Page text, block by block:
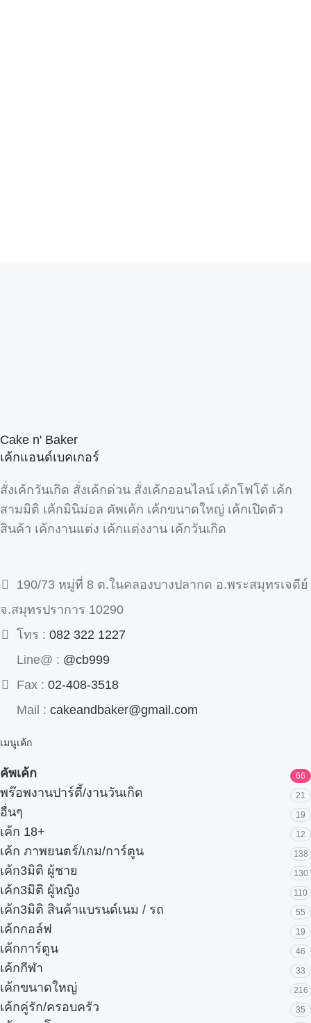
Cake n' Baker
เค้กแอนด์เบคเกอร์
สั่งเค้กวันเกิด สั่งเค้กด่วน สั่งเค้กออนไลน์ เค้กโฟโต้ เค้ก
สามมิติ เค้กมินิม่อล คัพเค้ก เค้กขนาดใหญ่ เค้กเปิดตัว
สินค้า เค้กงานแต่ง เค้กแต่งงาน เค้กวันเกิด
190/73 หมู่ที่ 8 ต.ในคลองบางปลากด อ.พระสมุทรเจดีย์
จ.สมุทรปราการ 10290
โทร : 082 322 1227
Line@ : @cb999
Fax : 02-408-3518
Mail : cakeandbaker@gmail.com
เมนูเค้ก
คัพเค้ก 66
พร๊อพงานปาร์ตี้/งานวันเกิด 21
อื่นๆ 19
เค้ก 18+ 12
เค้ก ภาพยนตร์/เกม/การ์ตูน 138
เค้ก3มิติ ผู้ชาย 130
เค้ก3มิติ ผู้หญิง 110
เค้ก3มิติ สินค้าแบรนด์เนม / รถ 55
เค้กกอล์ฟ 19
เค้กการ์ตูน 46
เค้กกีฬา 33
เค้กขนาดใหญ่ 216
เค้กคู่รัก/ครอบครัว 35